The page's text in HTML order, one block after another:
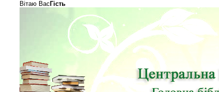
Вітаю Вас Гість